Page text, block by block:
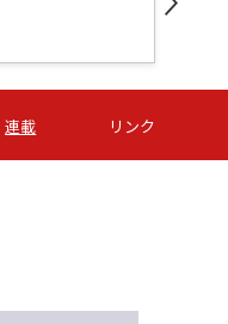
第16節 09/06 (日) 15:00
-
連載 リンク